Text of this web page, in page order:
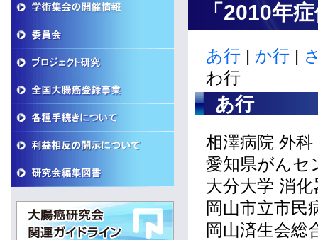
「2010年
あ行 | か行 |
わ行
あ行
相澤病院 外科
愛知県がんセ
大分大学 消
岡山市立市民
岡山済生会総